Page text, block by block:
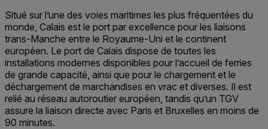
Situé sur l’une des voies maritimes les plus fréquentées du
monde, Calais est le port par excellence pour les liaisons
trans-Manche entre le Royaume-Uni et le continent
européen. Le port de Calais dispose de toutes les
installations modernes disponibles pour l’accueil de ferries
de grande capacité, ainsi que pour le chargement et le
déchargement de marchandises en vrac et diverses. Il est
relié au réseau autoroutier européen, tandis qu’un TGV
assure la liaison directe avec Paris et Bruxelles en moins de
90 minutes.